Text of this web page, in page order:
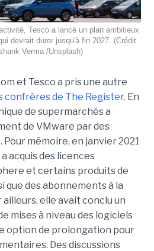
Tesco a lancé un plan ambitieux
devrait durer jusqu'à fin 2027. (Crédit
Verma /Unsplash)
et Tesco a pris une autre
confrères de The Register. En
de supermarchés a
de VMware par des
mémoire, en janvier 2021
acquis des licences
et certains produits de
que des abonnements à la
elle avait conclu un
mises à niveau des logiciels
option de prolongation pour
Des discussions